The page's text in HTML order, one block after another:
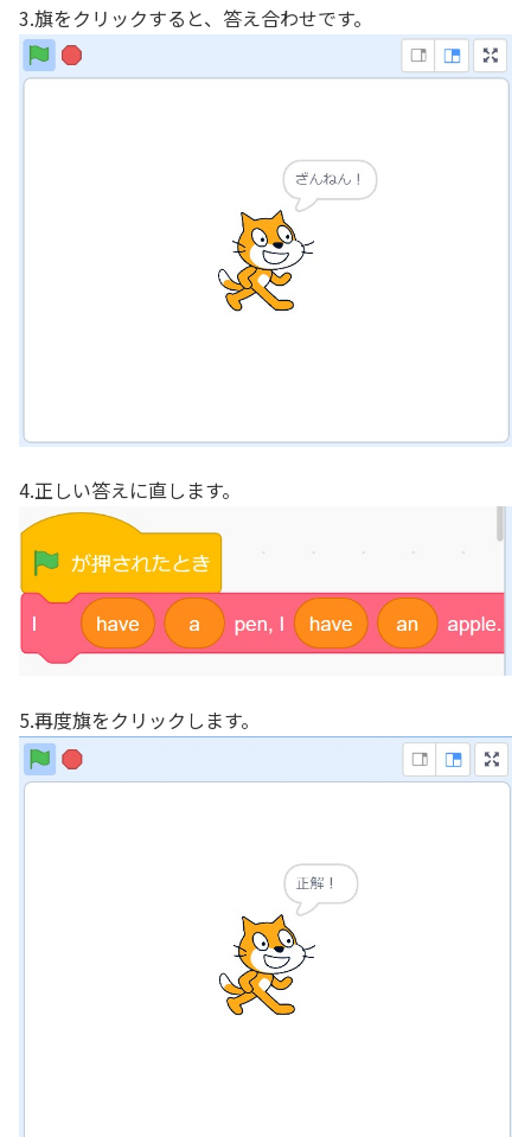
3.旗をクリックすると、答え合わせです。
4.正しい答えに直します。
5.再度旗をクリックします。